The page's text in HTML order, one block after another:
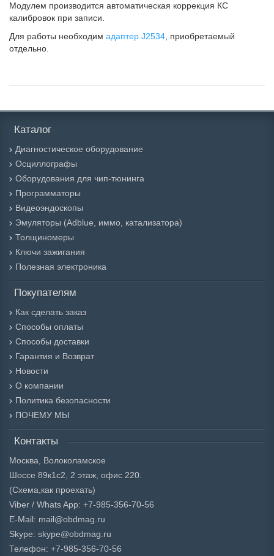
Модулем производится автоматическая коррекция КС
калибровок при записи.
Для работы необходим адаптер J2534, приобретаемый
отдельно.
Каталог
Диагностическое оборудование
Осциллографы
Оборудования для чип-тюнинга
Программаторы
Видеоэндоскопы
Эмуляторы (Adblue, иммо, катализатора)
Толщиномеры
Ключи зажигания
Полезная электроника
Покупателям
Как сделать заказ
Способы оплаты
Способы доставки
Гарантия и Возврат
Новости
О компании
Политика безопасности
ПОЧЕМУ МЫ
Контакты
Москва, Волоколамское
Шоссе 89к1с2, 2 этаж, офис 220.
(Схема,как проехать)
Viber / Whats App: +7-985-356-70-56
E-Mail: mail@obdmag.ru
Skype: skype@obdmag.ru
Телефон: +7-985-356-70-56